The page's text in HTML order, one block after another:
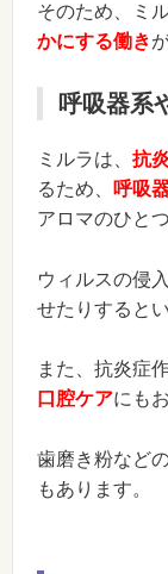
そのため、ミ
かにする働き
呼吸器系
ミルラは、 抗
るため、
呼吸
アロマのひとつ
ウィルスの侵
せたりすると
また、抗炎症
口腔ケアにも
歯磨き粉など
もあります。